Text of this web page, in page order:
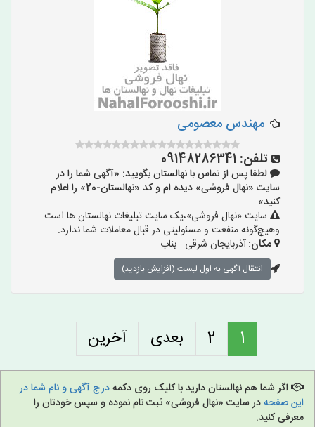
مهندس معصومی
تلفن: 09148286341
لطفا پس از تماس با نهالستان بگویید: «آگهی شما را در
سایت «نهال فروشی» دیده ام و کد «نهالستان-20» را اعلام
کنید»
سایت «نهال فروشی»،یک سایت تبلیغات نهالستان ها است
وهیچ‌گونه منفعت و مسئولیتی در قبال معاملات شما ندارد.
مکان:آذربایجان شرقی - بناب
انتقال آگهی به اول لیست (افزایش بازدید)
1
2 بعدی آخرین
اگر شما هم نهالستان دارید با کلیک روی دکمهدرج آگهی و نام شما در
این صفحهدر سایت «نهال فروشی» ثبت نام نموده و سپس خودتان را
معرفی کنید.